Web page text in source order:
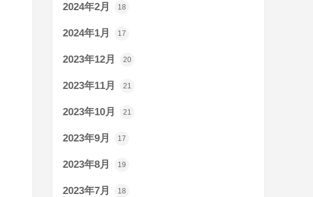
2024年2月 18
2024年1月 17
2023年12月 20
2023年11月 21
2023年10月 21
2023年9月 17
2023年8月 19
2023年7月 18